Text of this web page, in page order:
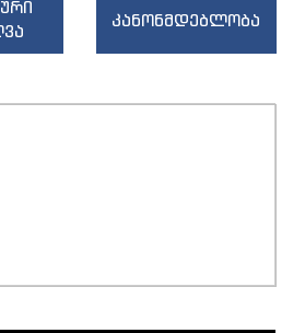
კანონმდებლობა